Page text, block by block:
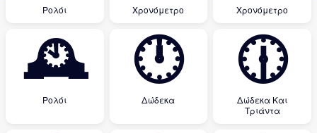
Ρολόι Χρονόμετρο Χρονόμετρο
🕰
Ρολόι
🕛
Δώδεκα
🕧
Δώδεκα Και
Τριάντα